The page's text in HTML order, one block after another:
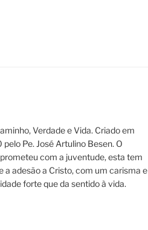
Verdade e Vida. Criado em
Pe. José Artulino Besen. O
com a juventude, esta tem
a adesão a Cristo, com um carisma e
forte que da sentido à vida.